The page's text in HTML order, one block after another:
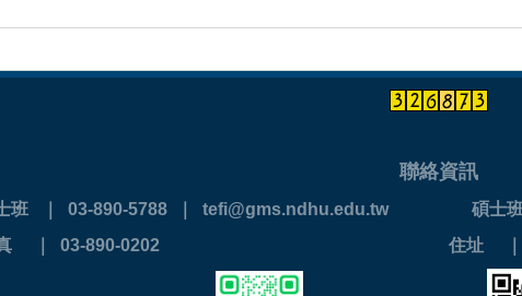
聯絡資訊
班 ｜ 03-890-5788 ｜ tefi@gms.ndhu.edu.tw 碩士
｜ 03-890-0202 住址 ｜